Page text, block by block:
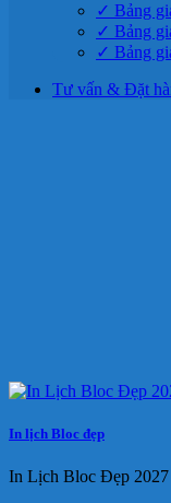
✓ Bảng
✓ Bảng
✓ Bảng
Tư vấn & Đặt
In lịch Bloc đẹp
In Lịch Bloc Đẹp 2027